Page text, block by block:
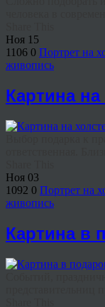
Ноя 15
1106 0 Портрет на
живопись
Картина на
Ноя 03
1092 0 Портрет на
живопись
Картина в